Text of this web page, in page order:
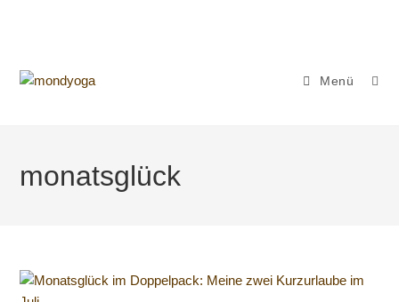
Menü
monatsglück